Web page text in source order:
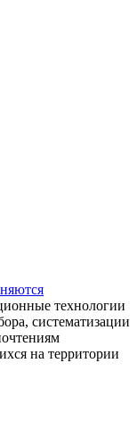
технологии
систематизации
на территории